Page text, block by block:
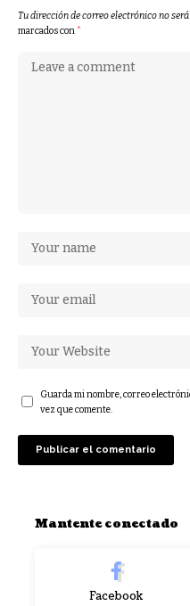
Tu dirección de correo electrónico no
marcados con *
Guarda mi nombre, correo
vez que comente.
Mantente conectado
Facebook